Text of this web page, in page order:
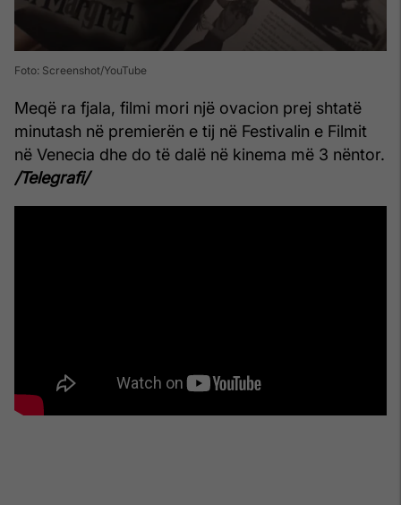
Foto: Screenshot/YouTube
Meqë ra fjala, filmi mori një ovacion prej shtatë
minutash në premierën e tij në Festivalin e Filmit
në Venecia dhe do të dalë në kinema më 3 nëntor.
/Telegrafi/